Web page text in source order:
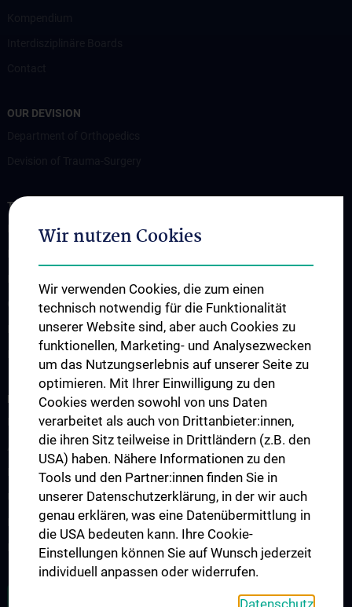
OUR DEVISION
TRAINING AND FURTHER EDUCATION
Medizinstudium
Observer & Fellows
Klinikinterne Veranstaltungen
Externe Kongresse
RESEARCH
Forschungscluster
Adolf Lorenz Lab for Biomechanics
Karl Chiari Lab for Orthopaedic Biology
Unfallchirurgisches Forschungslabor
Klinische Prüfärzt:innen
Publikationen
Wir nutzen Cookies
Wir verwenden Cookies, die zum einen
technisch notwendig für die Funktionalität
unserer Website sind, aber auch Cookies zu
funktionellen, Marketing- und Analysezwecken
um das Nutzungserlebnis auf unserer Seite zu
optimieren. Mit Ihrer Einwilligung zu den
Cookies werden sowohl von uns Daten
verarbeitet als auch von Drittanbieter:innen,
die ihren Sitz teilweise in Drittländern (z.B. den
USA) haben. Nähere Informationen zu den
Tools und den Partner:innen finden Sie in
unserer Datenschutzerklärung, in der wir auch
genau erklären, was eine Datenübermittlung in
die USA bedeuten kann. Ihre Cookie-
Einstellungen können Sie auf Wunsch jederzeit
individuell anpassen oder widerrufen.
Datenschutz